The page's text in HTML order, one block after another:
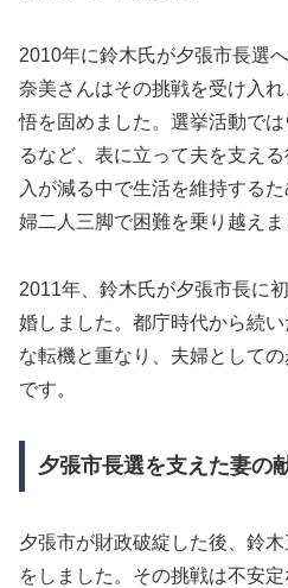
2010年に鈴木氏が夕張市長選
奈美さんはその挑戦を受け入
悟を固めました。選挙活動で
るなど、表に立って夫を支え
入が減る中で生活を維持する
婦二人三脚で困難を乗り越えま
2011年、鈴木氏が夕張市長に
婚しました。都庁時代から続
な転機と重なり、夫婦として
です。
夕張市長選を支えた妻の
夕張市が財政破綻した後、鈴
をしました。その挑戦は不安